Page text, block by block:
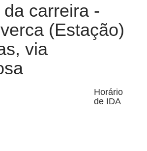
da carreira -
(Estação)
via
Horário
de IDA